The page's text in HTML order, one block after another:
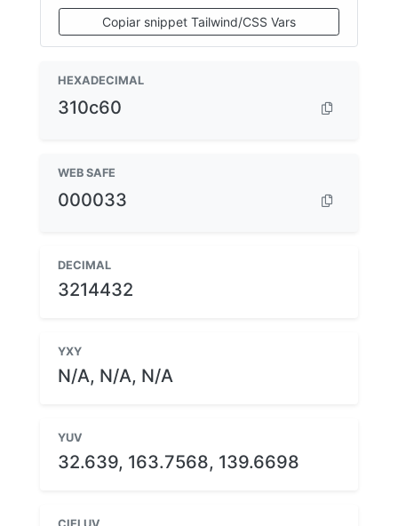
Copiar snippet Tailwind/CSS Vars
HEXADECIMAL
310c60
WEB SAFE
000033
DECIMAL
3214432
YXY
N/A, N/A, N/A
YUV
32.639, 163.7568, 139.6698
CIELUV